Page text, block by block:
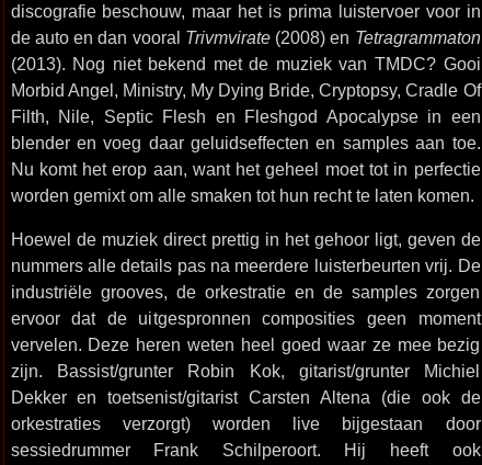
discografie beschouw, maar het is prima luistervoer voor in
de auto en dan vooral Trivmvirate(2008) en Tetragrammaton
(2013). Nog niet bekend met de muziek van TMDC? Gooi
Morbid Angel, Ministry, My Dying Bride, Cryptopsy, Cradle Of
Filth, Nile, Septic Flesh en Fleshgod Apocalypse in een
blender en voeg daar geluidseffecten en samples aan toe.
Nu komt het erop aan, want het geheel moet tot in perfectie
worden gemixt om alle smaken tot hun recht te laten komen.
Hoewel de muziek direct prettig in het gehoor ligt, geven de
nummers alle details pas na meerdere luisterbeurten vrij. De
industriële grooves, de orkestratie en de samples zorgen
ervoor dat de uitgespronnen composities geen moment
vervelen. Deze heren weten heel goed waar ze mee bezig
zijn. Bassist/grunter Robin Kok, gitarist/grunter Michiel
Dekker en toetsenist/gitarist Carsten Altena (die ook de
orkestraties verzorgt) worden live bijgestaan door
sessiedrummer Frank Schilperoort. Hij heeft ook